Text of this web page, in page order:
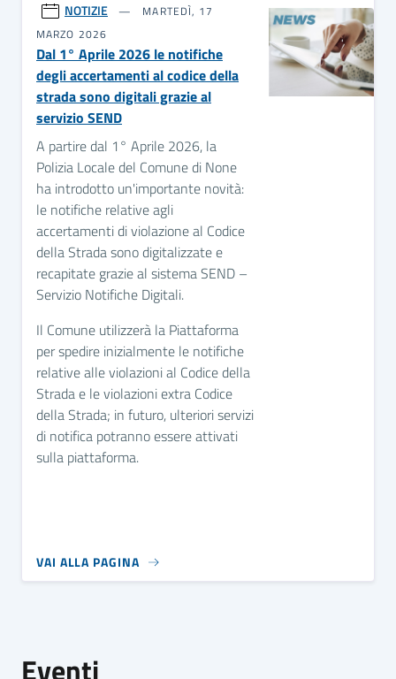
NOTIZIE
MARTEDÌ, 17
MARZO 2026
Dal 1° Aprile 2026 le notifiche
degli accertamenti al codice della
strada sono digitali grazie al
servizio SEND
A partire dal 1° Aprile 2026, la
Polizia Locale del Comune di None
ha introdotto un'importante novità:
le notifiche relative agli
accertamenti di violazione al Codice
della Strada sono digitalizzate e
recapitate grazie al sistema SEND –
Servizio Notifiche Digitali.
Il Comune utilizzerà la Piattaforma
per spedire inizialmente le notifiche
relative alle violazioni al Codice della
Strada e le violazioni extra Codice
della Strada; in futuro, ulteriori servizi
di notifica potranno essere attivati
sulla piattaforma.
VAI ALLA PAGINA
Eventi